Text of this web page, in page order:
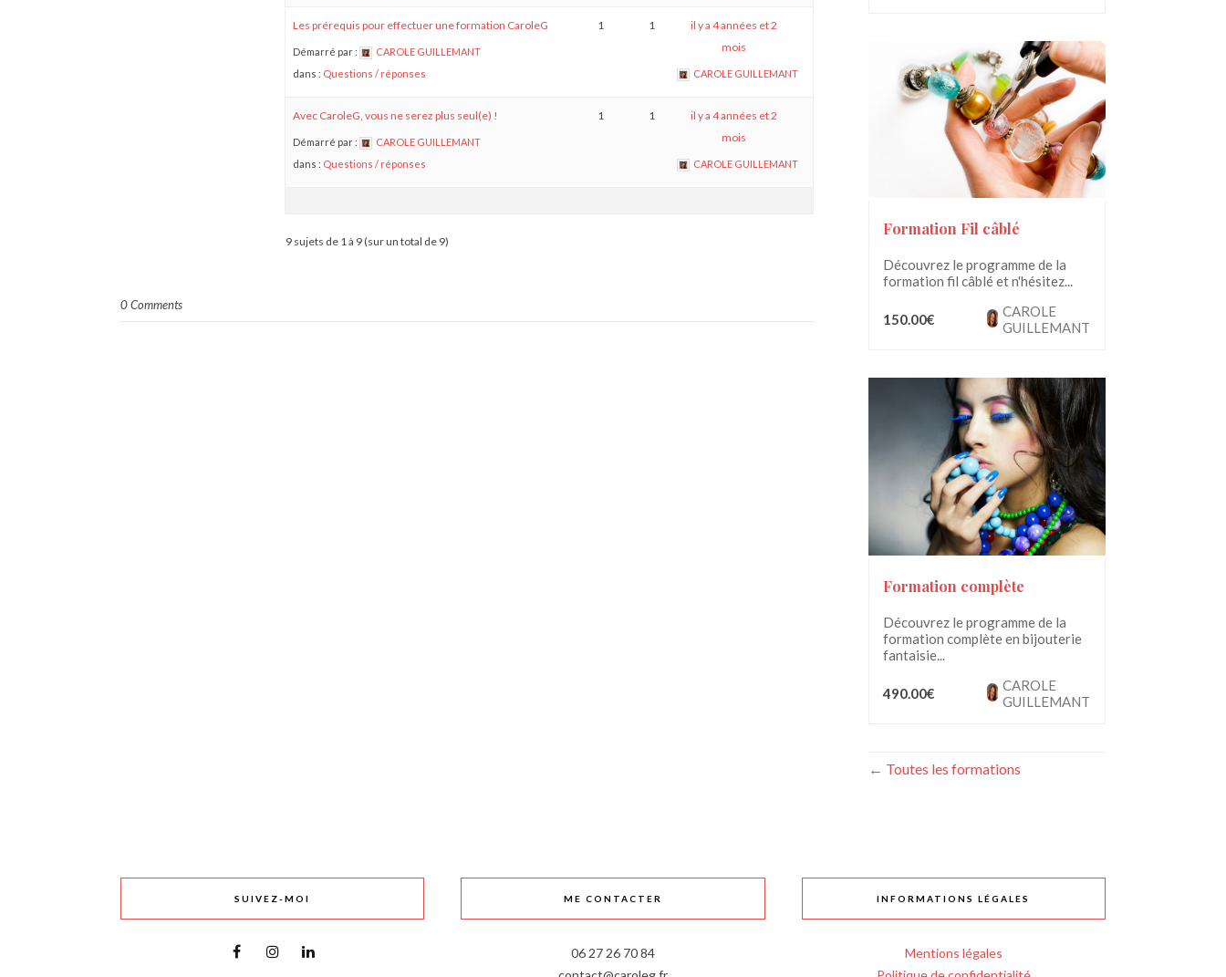
Les prérequis pour effectuer une formation CaroleG
Démarré par :
CAROLE GUILLEMANT
dans : Questions / réponses
1 1
il y a 4 années et 2
mois
CAROLE GUILLEMANT
Avec CaroleG, vous ne serez plus seul(e) !
Démarré par :
CAROLE GUILLEMANT
dans : Questions / réponses
1 1
il y a 4 années et 2
mois
CAROLE GUILLEMANT
9 sujets de 1 à 9 (sur un total de 9)
0 Comments
Formation Fil câblé
Découvrez le programme de la
formation fil câblé et n'hésitez...
150.00€
CAROLE
GUILLEMANT
Formation complète
Découvrez le programme de la
formation complète en bijouterie
fantaisie...
490.00€
CAROLE
GUILLEMANT
Toutes les formations
SUIVEZ-MOI ME CONTACTER
06 27 26 70 84
INFORMATIONS LÉGALES
Mentions légales